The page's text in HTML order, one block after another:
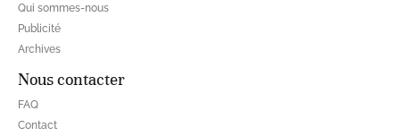
Qui sommes-nous
Publicité
Archives
Nous contacter
FAQ
Contact